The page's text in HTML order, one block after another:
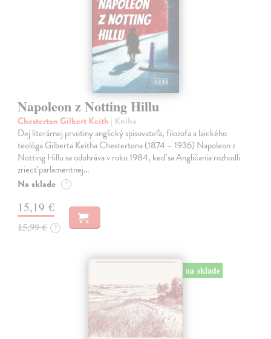
Napoleon z Notting Hillu
Chesterton Gilbert Keith | Kniha
Dej literárnej prvotiny anglický spisovateľa, filozofa a laického
teológa Gilberta Keitha Chestertona (1874 – 1936) Napoleon z
Notting Hillu sa odohráva v roku 1984, keď sa Angličania rozhodli
zriecť parlamentnej…
Na sklade ?
15,19 €
15,99 € ?
na sklade